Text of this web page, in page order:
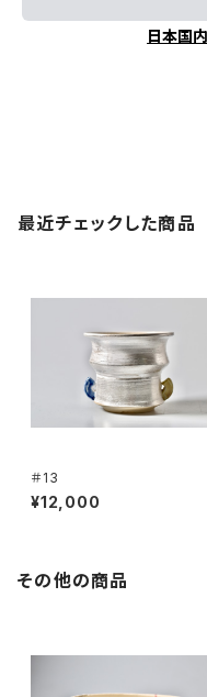
日本国
最近チェックした商品
＃13
¥12,000
その他の商品